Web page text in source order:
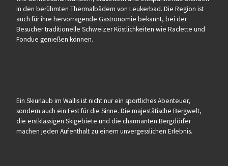
in den berühmten Thermalbädern von Leukerbad. Die Region ist
auch für ihre hervorragende Gastronomie bekannt, bei der
Besucher traditionelle Schweizer Köstlichkeiten wie Raclette und
Fondue genießen können.
Ein Skiurlaub im Wallis ist nicht nur ein sportliches Abenteuer,
sondern auch ein Fest für die Sinne. Die majestätische Bergwelt,
die erstklassigen Skigebiete und die charmanten Bergdörfer
machen jeden Aufenthalt zu einem unvergesslichen Erlebnis.